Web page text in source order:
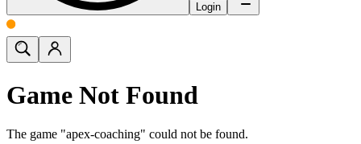
Login
Game Not Found
The game "apex-coaching" could not be found.